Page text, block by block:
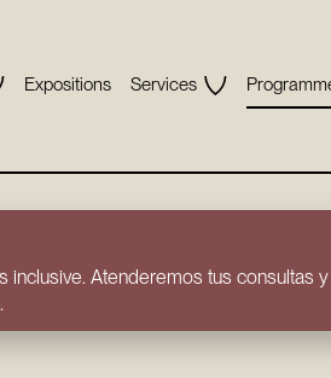
Expositions Services
Atenderemos tus consultas